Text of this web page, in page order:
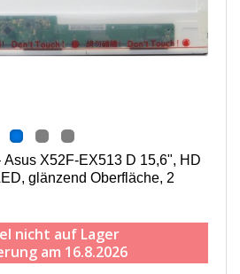
Asus X52F-EX513 D 15,6", HD
g länzend Oberfläche, 2
nicht auf Lager
am 16.8.2026